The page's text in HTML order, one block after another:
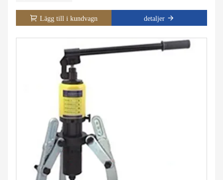
Lägg till i kundvagn detaljer